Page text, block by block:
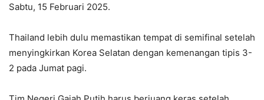
Sabtu, 15 Februari 2025.
Thailand lebih dulu memastikan tempat di semifinal setelah
menyingkirkan Korea Selatan dengan kemenangan tipis 3-
2 pada Jumat pagi.